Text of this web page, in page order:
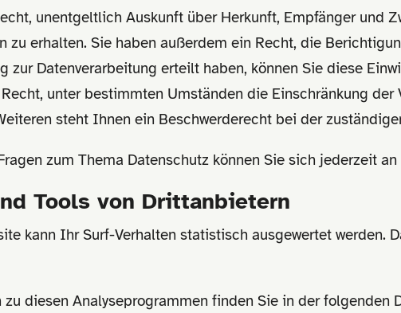
unentgeltlich Auskunft über Herkunft, Empfänger und
zu erhalten. Sie haben außerdem ein Recht, die
zur Datenverarbeitung erteilt haben, können Sie diese
unter bestimmten Umständen die Einschränkung
steht Ihnen ein Beschwerderecht bei der
zum Thema Datenschutz können Sie sich jederzeit an
Tools von Dritt­anbietern
kann Ihr Surf-Verhalten statistisch ausgewertet werden.
diesen Analyseprogrammen finden Sie in der folgenden